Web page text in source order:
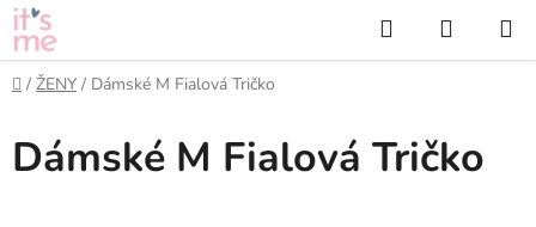
Přejít
na
obsah
Hledat
KOŠÍK
Domů
/ ŽENY / Dámské M Fialová Tričko
Dámské M Fialová Tričko